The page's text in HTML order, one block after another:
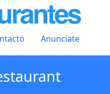
Anunciate